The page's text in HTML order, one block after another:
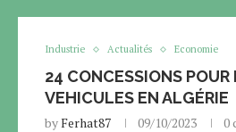
Industrie Actualités Economie
24 CONCESSIONS POUR
VEHICULES EN ALGÉRIE
byFerhat87 09/10/2023 0